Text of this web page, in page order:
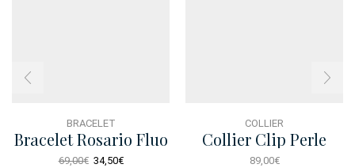
BRACELET
Bracelet Rosario Fluo
Rose Rose
69,00€ Le
34,50€Le
COLLIER
Collier Clip Perle
Brosse
89,00€